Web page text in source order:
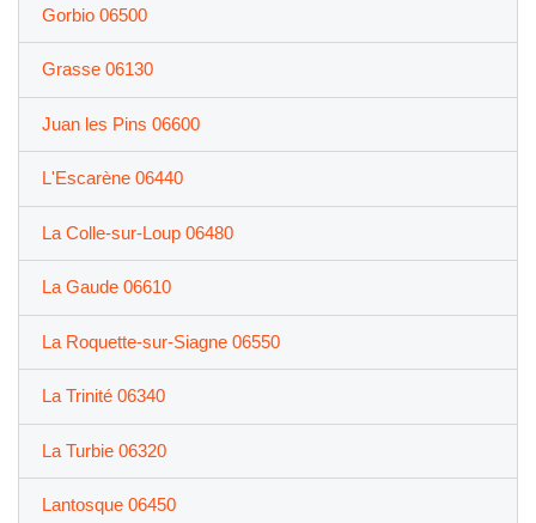
Gorbio 06500
Grasse 06130
Juan les Pins 06600
L'Escarène 06440
La Colle-sur-Loup 06480
La Gaude 06610
La Roquette-sur-Siagne 06550
La Trinité 06340
La Turbie 06320
Lantosque 06450